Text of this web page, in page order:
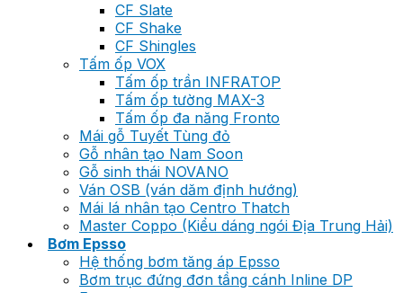
CF Slate
CF Shake
CF Shingles
Tấm ốp VOX
Tấm ốp trần INFRATOP
Tấm ốp tường MAX-3
Tấm ốp đa năng Fronto
Mái gỗ Tuyết Tùng đỏ
Gỗ nhân tạo Nam Soon
Gỗ sinh thái NOVANO
Ván OSB (ván dăm định hướng)
Mái lá nhân tạo Centro Thatch
Master Coppo (Kiểu dáng ngói Địa Trung Hải)
Bơm Epsso
Hệ thống bơm tăng áp Epsso
Bơm trục đứng đơn tầng cánh Inline DP